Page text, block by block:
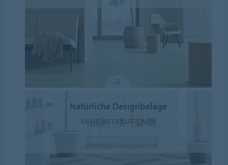
Natürliche Designbeläge
MEHR INFORMATIONEN